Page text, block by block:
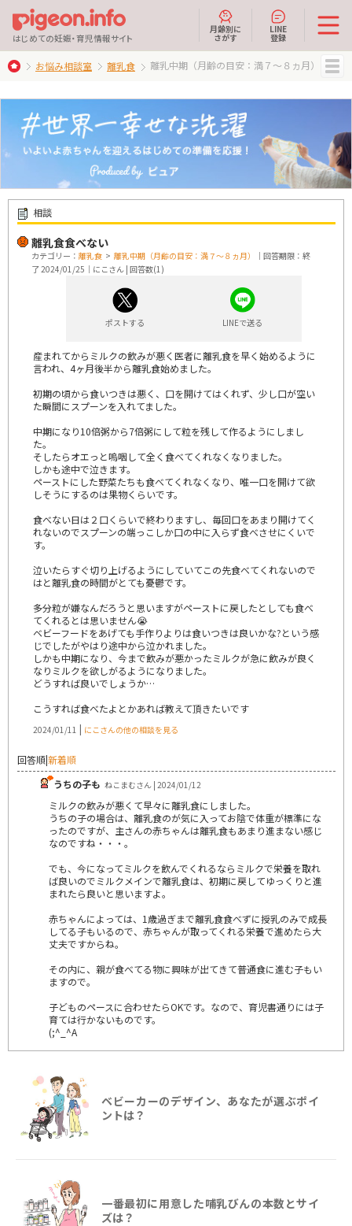
はじめての妊娠・育児情報サイト
月齢別に
さがす
LINE
登録
お悩み相談室 離乳食 離乳中期（月齢の目安：満７～８ヵ月）
相談
離乳食食べない
カテゴリー： 離乳食 > 離乳中期（月齢の目安：満７～８ヵ月）
｜回答期限：終
了 2024/01/25｜にこさん | 回答数(1)
ポストする LINEで送る
産まれてからミルクの飲みが悪く医者に離乳食を早く始めるように
言われ、4ヶ月後半から離乳食始めました。
初期の頃から食いつきは悪く、口を開けてはくれず、少し口が空い
た瞬間にスプーンを入れてました。
中期になり10倍粥から7倍粥にして粒を残して作るようにしまし
た。
そしたらオエっと嗚咽して全く食べてくれなくなりました。
しかも途中で泣きます。
ペーストにした野菜たちも食べてくれなくなり、唯一口を開けて欲
しそうにするのは果物くらいです。
食べない日は２口くらいで終わりますし、毎回口をあまり開けてく
れないのでスプーンの端っこしか口の中に入らず食べさせにくいで
す。
泣いたらすぐ切り上げるようにしていてこの先食べてくれないので
はと離乳食の時間がとても憂鬱です。
多分粒が嫌なんだろうと思いますがペーストに戻したとしても食べ
てくれるとは思いません😭
ベビーフードをあげても手作りよりは食いつきは良いかな?という感
じでしたがやはり途中から泣かれました。
しかも中期になり、今まで飲みが悪かったミルクが急に飲みが良く
なりミルクを欲しがるようになりました。
どうすれば良いでしょうか…
こうすれば食べたよとかあれば教えて頂きたいです
2024/01/11 | にこさんの他の相談を見る
回答順|新着順
うちの子も ねこまむさん | 2024/01/12
ミルクの飲みが悪くて早々に離乳食にしました。
うちの子の場合は、離乳食のが気に入ってお陰で体重が標準にな
ったのですが、主さんの赤ちゃんは離乳食もあまり進まない感じ
なのですね・・・。
でも、今になってミルクを飲んでくれるならミルクで栄養を取れ
ば良いのでミルクメインで離乳食は、初期に戻してゆっくりと進
まれたら良いと思いますよ。
赤ちゃんによっては、1歳過ぎまで離乳食食べずに授乳のみで成長
してる子もいるので、赤ちゃんが取ってくれる栄養で進めたら大
丈夫ですからね。
その内に、親が食べてる物に興味が出てきて普通食に進む子もい
ますので。
子どものペースに合わせたらOKです。なので、育児書通りには子
育ては行かないものです。
(;^_^A
ベビーカーのデザイン、あなたが選ぶポイ
ントは？
一番最初に用意した哺乳びんの本数とサイ
ズは？